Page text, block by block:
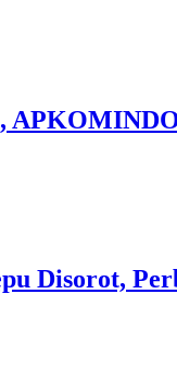
Disorot,